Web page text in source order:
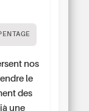
nos
le
des
une